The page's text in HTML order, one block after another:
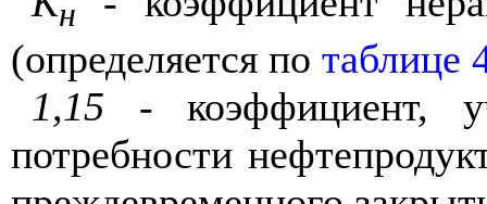
н
(определяется по таблице
1,15 - коэффициент,
потребности